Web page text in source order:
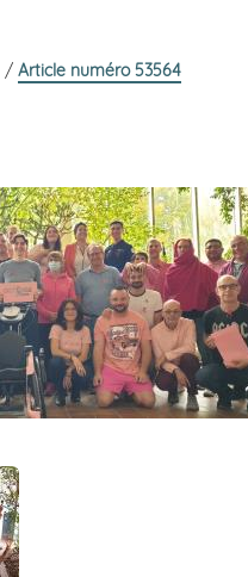
/ Article numéro 53564